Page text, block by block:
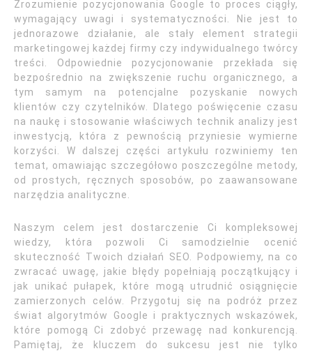
Zrozumienie pozycjonowania Google to proces ciągły,
wymagający uwagi i systematyczności. Nie jest to
jednorazowe działanie, ale stały element strategii
marketingowej każdej firmy czy indywidualnego twórcy
treści. Odpowiednie pozycjonowanie przekłada się
bezpośrednio na zwiększenie ruchu organicznego, a
tym samym na potencjalne pozyskanie nowych
klientów czy czytelników. Dlatego poświęcenie czasu
na naukę i stosowanie właściwych technik analizy jest
inwestycją, która z pewnością przyniesie wymierne
korzyści. W dalszej części artykułu rozwiniemy ten
temat, omawiając szczegółowo poszczególne metody,
od prostych, ręcznych sposobów, po zaawansowane
narzędzia analityczne.
Naszym celem jest dostarczenie Ci kompleksowej
wiedzy, która pozwoli Ci samodzielnie ocenić
skuteczność Twoich działań SEO. Podpowiemy, na co
zwracać uwagę, jakie błędy popełniają początkujący i
jak unikać pułapek, które mogą utrudnić osiągnięcie
zamierzonych celów. Przygotuj się na podróż przez
świat algorytmów Google i praktycznych wskazówek,
które pomogą Ci zdobyć przewagę nad konkurencją.
Pamiętaj, że kluczem do sukcesu jest nie tylko